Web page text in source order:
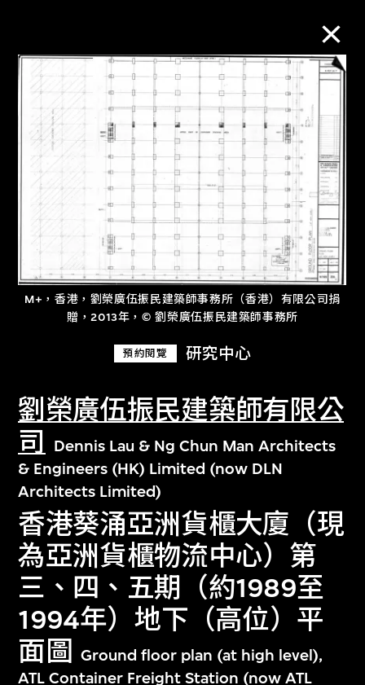
M+，香港，劉榮廣伍振民建築師事務所（香港）有限公司捐
贈，2013年，© 劉榮廣伍振民建築師事務所
預約閱覽 研究中心
劉榮廣伍振民建築師有限公
司
Dennis Lau & Ng Chun Man Architects
& Engineers (HK) Limited (now DLN
Architects Limited)
香港葵涌亞洲貨櫃大廈（現
為亞洲貨櫃物流中心）第
三、四、五期（約1989至
1994年）地下（高位）平
面圖
Ground floor plan (at high level),
ATL Container Freight Station (now ATL
M+藏品
進一步篩選 搜索
關於M+藏品
探索世界頂級的二十及二十一世紀視覺